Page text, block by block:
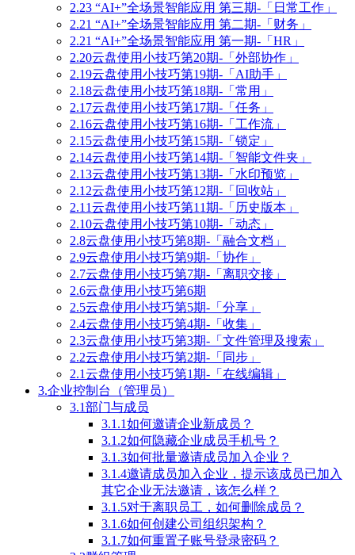
2.23 “AI+”全场景智能应用 第三期-「日常工作」
2.21 “AI+”全场景智能应用 第二期-「财务」
2.21 “AI+”全场景智能应用 第一期-「HR」
2.20云盘使用小技巧第20期-「外部协作」
2.19云盘使用小技巧第19期-「AI助手」
2.18云盘使用小技巧第18期-「常用」
2.17云盘使用小技巧第17期-「任务」
2.16云盘使用小技巧第16期-「工作流」
2.15云盘使用小技巧第15期-「锁定」
2.14云盘使用小技巧第14期-「智能文件夹」
2.13云盘使用小技巧第13期-「水印预览」
2.12云盘使用小技巧第12期-「回收站」
2.11云盘使用小技巧第11期-「历史版本」
2.10云盘使用小技巧第10期-「动态」
2.8云盘使用小技巧第8期-「融合文档」
2.9云盘使用小技巧第9期-「协作」
2.7云盘使用小技巧第7期-「离职交接」
2.6云盘使用小技巧第6期
2.5云盘使用小技巧第5期-「分享」
2.4云盘使用小技巧第4期-「收集」
2.3云盘使用小技巧第3期-「文件管理及搜索」
2.2云盘使用小技巧第2期-「同步」
2.1云盘使用小技巧第1期-「在线编辑」
3.企业控制台（管理员）
3.1部门与成员
3.1.1如何邀请企业新成员？
3.1.2如何隐藏企业成员手机号？
3.1.3如何批量邀请成员加入企业？
3.1.4邀请成员加入企业，提示该成员已加入
其它企业无法邀请，该怎么样？
3.1.5对于离职员工，如何删除成员？
3.1.6如何创建公司组织架构？
3.1.7如何重置子账号登录密码？